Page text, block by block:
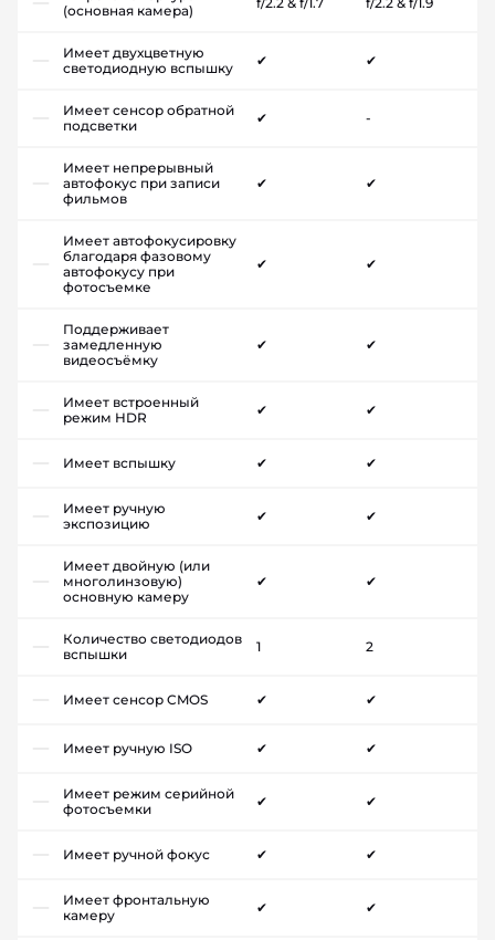
(основная камера)
Имеет двухцветную
светодиодную вспышку
✔ ✔
Имеет сенсор обратной
подсветки
✔ -
Имеет непрерывный
автофокус при записи
фильмов
✔ ✔
Имеет автофокусировку
благодаря фазовому
автофокусу при
фотосъемке
✔ ✔
Поддерживает
замедленную
видеосъёмку
✔ ✔
Имеет встроенный
режим HDR
✔ ✔
Имеет вспышку ✔ ✔
Имеет ручную
экспозицию
✔ ✔
Имеет двойную (или
многолинзовую)
основную камеру
✔ ✔
Количество светодиодов
вспышки
1 2
Имеет сенсор CMOS ✔ ✔
Имеет ручную ISO ✔ ✔
Имеет режим серийной
фотосъемки
✔ ✔
Имеет ручной фокус ✔ ✔
Имеет фронтальную
камеру
✔ ✔